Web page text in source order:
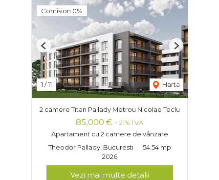
Comision 0%
1 /11 Harta
Previous Next
2 camere Titan Pallady Metrou Nicolae Teclu
85,000 € + 21% TVA
Apartament cu 2 camere de vânzare
Theodor Pallady, Bucuresti
54.54 mp
2026
Vezi mai multe detalii